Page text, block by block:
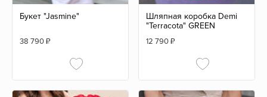
Букет "Jasmine"
38 790₽
Шляпная коробка Demi
"Terracota" GREEN
12 790₽